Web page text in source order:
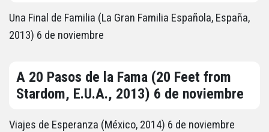
Una Final de Familia (La Gran Familia Española, España,
2013) 6 de noviembre
A 20 Pasos de la Fama (20 Feet from
Stardom, E.U.A., 2013) 6 de noviembre
Viajes de Esperanza (México, 2014) 6 de noviembre